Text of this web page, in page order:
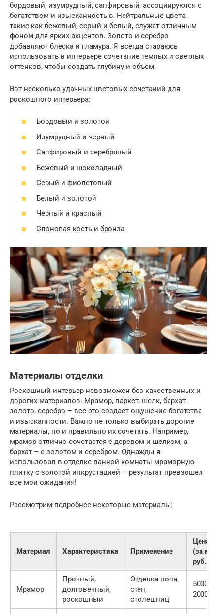
бордовый, изумрудный, сапфировый, ассоциируются с
богатством и изысканностью. Нейтральные цвета,
такие как бежевый, серый и белый, служат отличным
фоном для ярких акцентов. Золото и серебро
добавляют блеска и гламура. Я всегда стараюсь
использовать в интерьере сочетание темных и светлых
оттенков, чтобы создать глубину и объем.
Вот несколько удачных цветовых сочетаний для
роскошного интерьера:
Бордовый и золотой
Изумрудный и черный
Сапфировый и серебряный
Бежевый и шоколадный
Серый и фиолетовый
Белый и золотой
Черный и красный
Слоновая кость и бронза
Материалы отделки
Роскошный интерьер невозможен без качественных и
дорогих материалов. Мрамор, паркет, шелк, бархат,
золото, серебро – все это создает ощущение богатства
и изысканности. Важно не только выбирать дорогие
материалы, но и правильно их сочетать. Например,
мрамор отлично сочетается с деревом и шелком, а
бархат – с золотом и серебром. Однажды я
использовал в отделке ванной комнаты мраморную
плитку с золотой инкрустацией – результат превзошел
все мои ожидания!
Рассмотрим подробнее некоторые материалы:
Материал Характеристика Применение
Цена
(за м2,
руб.)
Мрамор
Прочный,
долговечный,
роскошный
Отделка пола,
стен,
столешниц
5000 —
20000